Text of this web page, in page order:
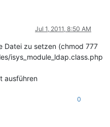
Jul 1, 2011, 8:50 AM
Datei zu setzen (chmod 777
isys_module_ldap.class.php
ausführen
0